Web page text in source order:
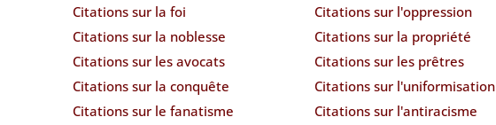
Citations sur la foi
Citations sur la noblesse
Citations sur les avocats
Citations sur la conquête
Citations sur le fanatisme
Citations sur l'oppression
Citations sur la propriété
Citations sur les prêtres
Citations sur l'uniformisation
Citations sur l'antiracisme